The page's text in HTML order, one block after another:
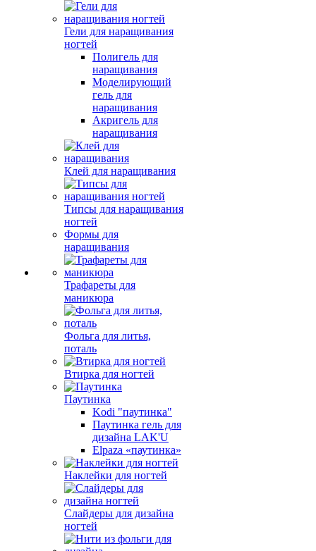
Гели для наращивания
ногтей
Полигель для
наращивания
Моделирующий
гель для
наращивания
Акригель для
наращивания
Клей для наращивания
Типсы для наращивания
ногтей
Формы для
наращивания
Трафареты для
маникюра
Фольга для литья,
поталь
Втирка для ногтей
Паутинка
Kodi "паутинка"
Паутинка гель для
дизайна LAK'U
Elpaza «паутинка»
Наклейки для ногтей
Слайдеры для дизайна
ногтей